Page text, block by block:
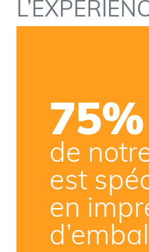
75%
de
est
en